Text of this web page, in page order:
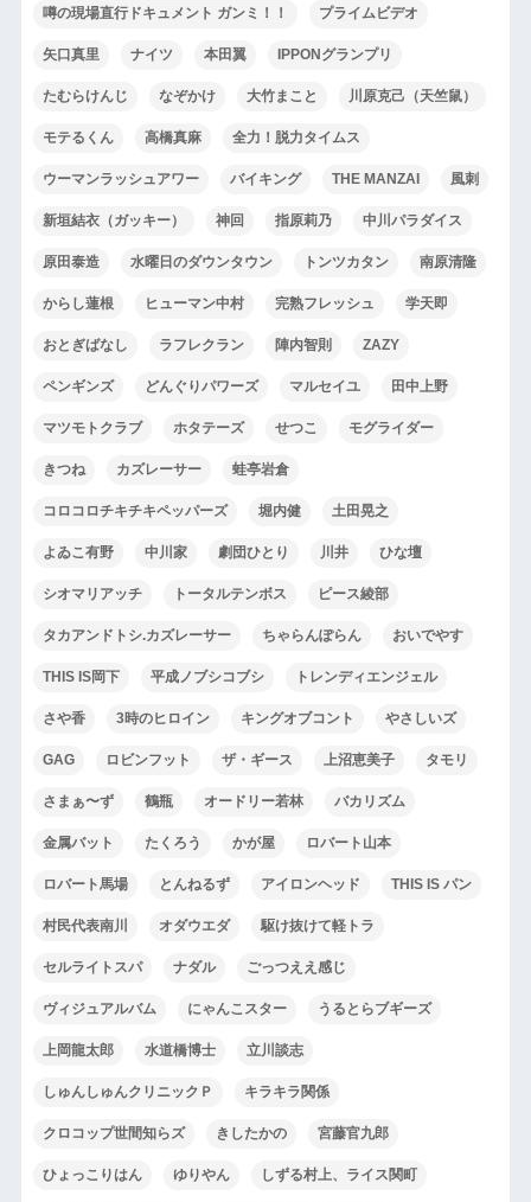
噂の現場直行ドキュメント ガンミ！！ プライムビデオ
矢口真里 ナイツ 本田翼 IPPONグランプリ
たむらけんじ なぞかけ 大竹まこと 川原克己（天竺鼠）
モテるくん 高橋真麻 全力！脱力タイムス
ウーマンラッシュアワー バイキング THE MANZAI 風刺
新垣結衣（ガッキー） 神回 指原莉乃 中川パラダイス
原田泰造 水曜日のダウンタウン トンツカタン 南原清隆
からし蓮根 ヒューマン中村 完熟フレッシュ 学天即
おとぎばなし ラフレクラン 陣内智則 ZAZY
ペンギンズ どんぐりパワーズ マルセイユ 田中上野
マツモトクラブ ホタテーズ せつこ モグライダー
きつね カズレーサー 蛙亭岩倉
コロコロチキチキペッパーズ 堀内健 土田晃之
よゐこ有野 中川家 劇団ひとり 川井 ひな壇
シオマリアッチ トータルテンボス ピース綾部
タカアンドトシ.カズレーサー ちゃらんぽらん おいでやす
THIS IS岡下 平成ノブシコブシ トレンディエンジェル
さや香 3時のヒロイン キングオブコント やさしいズ
GAG ロビンフット ザ・ギース 上沼恵美子 タモリ
さまぁ〜ず 鶴瓶 オードリー若林 バカリズム
金属バット たくろう かが屋 ロバート山本
ロバート馬場 とんねるず アイロンヘッド THIS IS パン
村民代表南川 オダウエダ 駆け抜けて軽トラ
セルライトスパ ナダル ごっつええ感じ
ヴィジュアルバム にゃんこスター うるとらブギーズ
上岡龍太郎 水道橋博士 立川談志
しゅんしゅんクリニックＰ キラキラ関係
クロコップ世間知らズ きしたかの 宮藤官九郎
ひょっこりはん ゆりやん しずる村上、ライス関町